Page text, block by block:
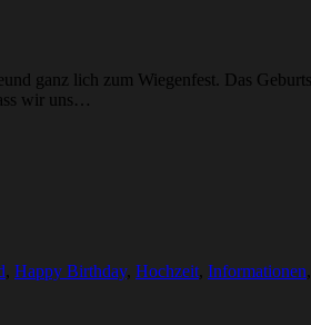
ganz lich zum Wiegenfest. Das
wir uns…
, Happy Birthday, Hochzeit, Informationen,